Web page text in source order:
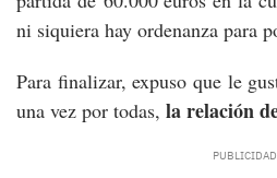
ni siquiera hay ordenanza para
Para finalizar, expuso que le
una vez por todas, la relación